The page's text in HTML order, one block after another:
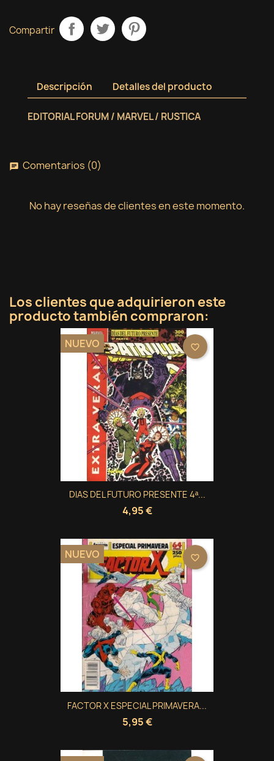
Compartir
Descripción Detalles del producto
EDITORIAL FORUM / MARVEL / RUSTICA
chat Comentarios (0)
No hay reseñas de clientes en este momento.
Los clientes que adquirieron este
producto también compraron:
DIAS DEL FUTURO PRESENTE 4ª...
4,95 €
NUEVO favorite_border
FACTOR X ESPECIAL PRIMAVERA...
5,95 €
NUEVO favorite_border